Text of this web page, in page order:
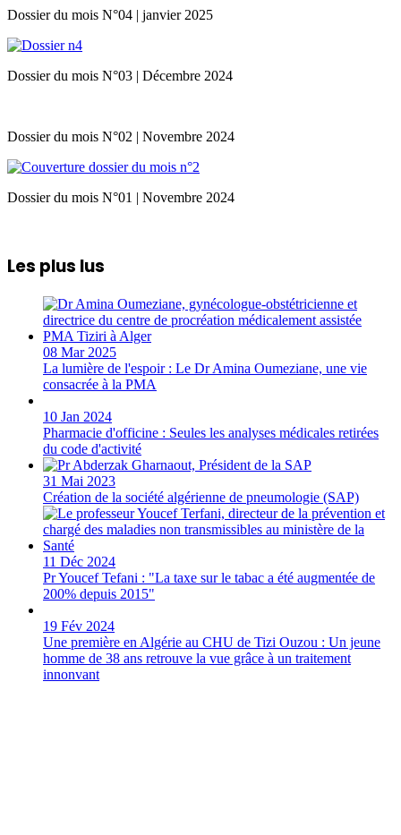
Dossier du mois N°04 | janvier 2025
Dossier du mois N°03 | Décembre 2024
Dossier du mois N°02 | Novembre 2024
Dossier du mois N°01 | Novembre 2024
Les plus lus
08 Mar 2025
La lumière de l'espoir : Le Dr Amina Oumeziane, une vie
consacrée à la PMA
10 Jan 2024
Pharmacie d'officine : Seules les analyses médicales retirées
du code d'activité
31 Mai 2023
Création de la société algérienne de pneumologie (SAP)
11 Déc 2024
Pr Youcef Tefani : "La taxe sur le tabac a été augmentée de
200% depuis 2015"
19 Fév 2024
Une première en Algérie au CHU de Tizi Ouzou : Un jeune
homme de 38 ans retrouve la vue grâce à un traitement
innonvant